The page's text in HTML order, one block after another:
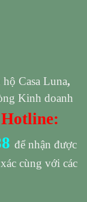
Casa Luna,
Kinh doanh
Hotline:
để nhận được
cùng với các